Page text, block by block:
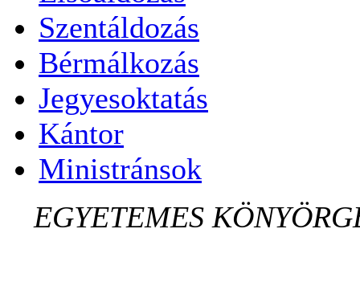
Szentáldozás
Bérmálkozás
Jegyesoktatás
Kántor
Ministránsok
EGYETEMES